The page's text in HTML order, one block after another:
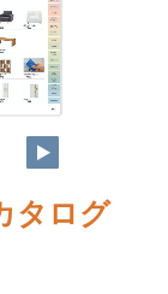
タログ